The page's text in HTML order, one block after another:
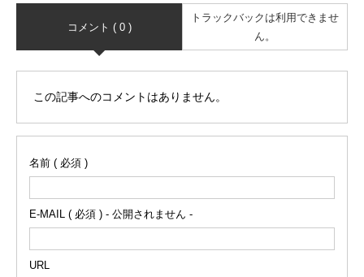
コメント ( 0 )
トラックバックは利用できませ
ん。
この記事へのコメントはありません。
名前 ( 必須 )
E-MAIL ( 必須 ) - 公開されません -
URL